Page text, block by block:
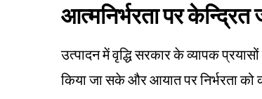
आत्मनिर्भरता पर केन्द्रित
उत्पादन में वृद्धि सरकार के व्यापक
किया जा सके और आयात पर निर्भरता